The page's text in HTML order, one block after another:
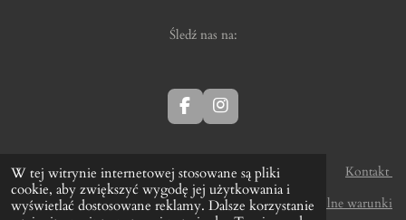
W tej witrynie internetowej stosowane są pliki
cookie, aby zwiększyć wygodę jej użytkowania i
wyświetlać dostosowane reklamy. Dalsze korzystanie
Śledź nas na:
F
a
b
o
o
I
n
a
g
r
Kontakt
Ogólne warunki